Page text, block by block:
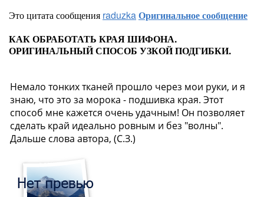
Это цитата сообщения raduzkaОригинальное сообщение
КАК ОБРАБОТАТЬ КРАЯ ШИФОНА.
ОРИГИНАЛЬНЫЙ СПОСОБ УЗКОЙ ПОДГИБКИ.
Немало тонких тканей прошло через мои руки, и я
знаю, что это за морока - подшивка края. Этот
способ мне кажется очень удачным! Он позволяет
сделать край идеально ровным и без "волны".
Дальше слова автора, (С.З.)